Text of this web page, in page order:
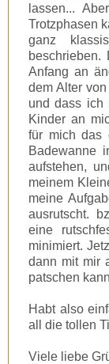
lassen...
Trotzphasen
ganz
Anfang an
dem Alter
und dass ich
Kinder an
für mich das
Badewanne
aufstehen,
meinem
meine
ausrutscht.
eine
minimiert.
dann mit mir
patschen
Habt also
all die tollen
Viele liebe